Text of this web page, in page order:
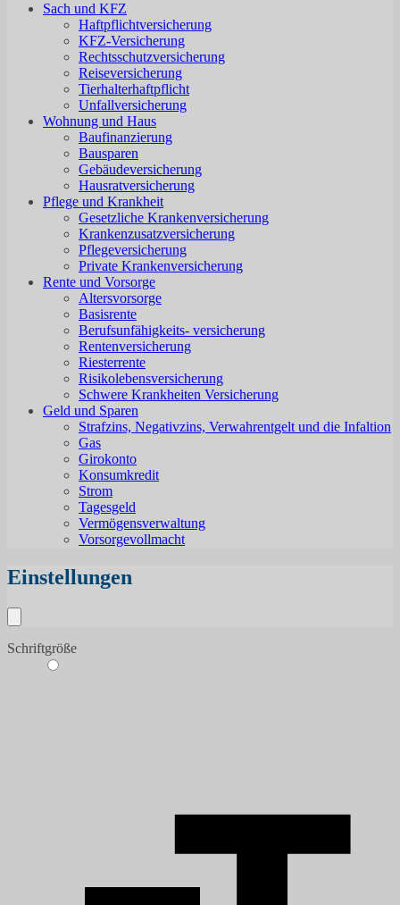
Sach und KFZ
Haftpflichtversicherung
KFZ-Versicherung
Rechtsschutzversicherung
Reiseversicherung
Tierhalterhaftpflicht
Unfallversicherung
Wohnung und Haus
Baufinanzierung
Bausparen
Gebäudeversicherung
Hausratversicherung
Pflege und Krankheit
Gesetzliche Krankenversicherung
Krankenzusatzversicherung
Pflegeversicherung
Private Krankenversicherung
Rente und Vorsorge
Altersvorsorge
Basisrente
Berufsunfähigkeits- versicherung
Rentenversicherung
Riesterrente
Risikolebensversicherung
Schwere Krankheiten Versicherung
Geld und Sparen
Strafzins, Negativzins, Verwahrentgelt und die Infaltion
Gas
Girokonto
Konsumkredit
Strom
Tagesgeld
Vermögensverwaltung
Vorsorgevollmacht
Einstellungen
Schriftgröße